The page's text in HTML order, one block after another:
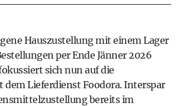
Hauszustellung mit einem Lager
per Ende Jänner 2026
sich nun auf die
Lieferdienst Foodora. Interspar
bereits im